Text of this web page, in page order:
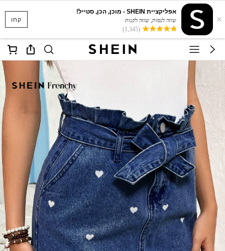
קחו ×
אפליקציית SHEIN - מוכן, הכן, סטייל!
שווה לנסות, שווה לקנות
(1,345)